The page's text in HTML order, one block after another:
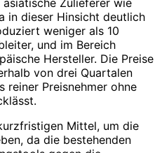
in dieser Hinsicht deutlich
weniger als 10
und im Bereich
Hersteller. Die Preise
von drei Quartalen
reiner Preisnehmer ohne
Mittel, um die
da die bestehenden